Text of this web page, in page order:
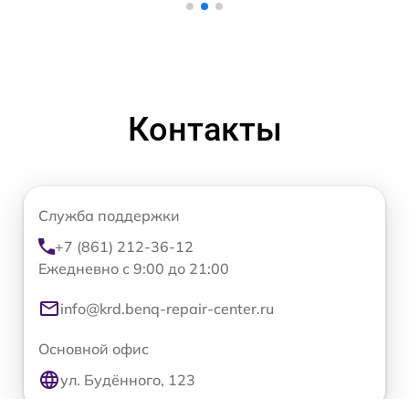
Контакты
Служба поддержки
+7 (861) 212-36-12
Ежедневно с 9:00 до 21:00
info@krd.benq-repair-center.ru
Основной офис
ул. Будённого, 123